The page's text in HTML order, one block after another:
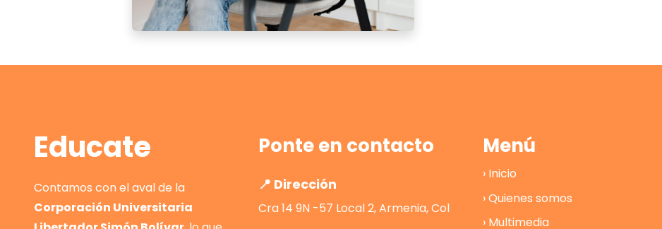
Educate
Contamos con el aval de la
Corporación Universitaria
Ponte en contacto
📍 Dirección
Cra 14 9N -57 Local 2, Armenia, Col
Menú
› Inicio
› Quienes somos
› Multimedia